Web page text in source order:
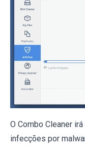
O Combo Cleaner
infecções por